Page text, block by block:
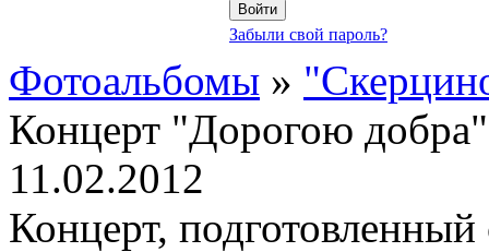
Забыли свой пароль?
Фотоальбомы »
Концерт "Дорогою добра"
11.02.2012
Концерт,